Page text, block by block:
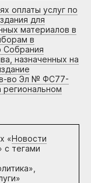
оплаты услуг по
для
материалов в
в
Собрания
назначенных на
во Эл № ФС77-
«Новости
с тегами